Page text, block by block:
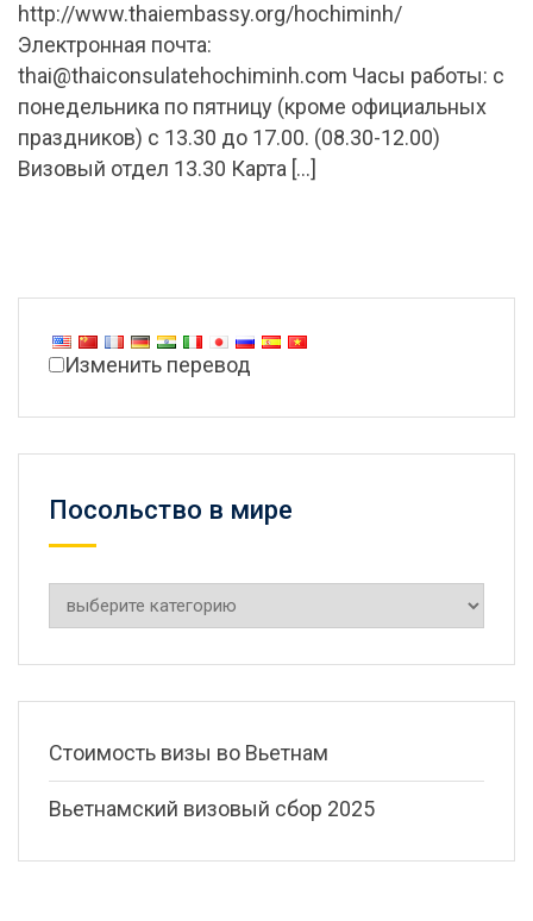
http://www.thaiembassy.org/hochiminh/
Электронная почта:
thai@thaiconsulatehochiminh.com Часы работы: с
понедельника по пятницу (кроме официальных
праздников) с 13.30 до 17.00. (08.30-12.00)
Визовый отдел 13.30 Карта […]
Изменить перевод
Посольство в мире
Посольство
в
мире
Стоимость визы во Вьетнам
Вьетнамский визовый сбор 2025